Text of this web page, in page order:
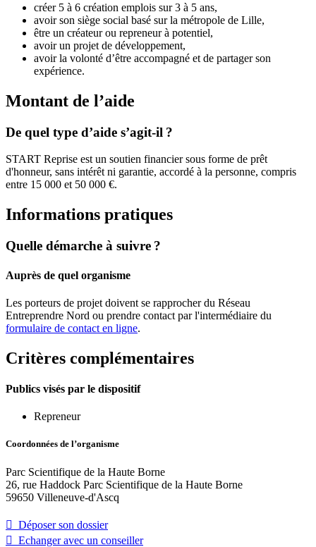
créer 5 à 6 création emplois sur 3 à 5 ans,
avoir son siège social basé sur la métropole de Lille,
être un créateur ou repreneur à potentiel,
avoir un projet de développement,
avoir la volonté d’être accompagné et de partager son
expérience.
Montant de l’aide
De quel type d’aide s’agit-il ?
START Reprise est un soutien financier sous forme de prêt
d'honneur, sans intérêt ni garantie, accordé à la personne, compris
entre 15 000 et 50 000 €.
Informations pratiques
Quelle démarche à suivre ?
Auprès de quel organisme
Les porteurs de projet doivent se rapprocher du Réseau
Entreprendre Nord ou prendre contact par l'intermédiaire du
formulaire de contact en ligne.
Critères complémentaires
Publics visés par le dispositif
Repreneur
Coordonnées de l’organisme
Parc Scientifique de la Haute Borne
26, rue Haddock Parc Scientifique de la Haute Borne
59650 Villeneuve-d'Ascq
 Déposer son dossier
 Echanger avec un conseiller